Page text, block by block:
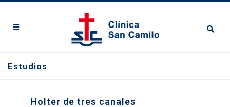
Estudios
Holter de tres canales